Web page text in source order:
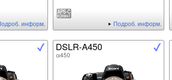
информ. Подроб. информ.
DSLR-A450
α450